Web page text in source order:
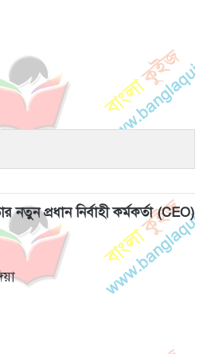
নতুন প্রধান নির্বাহী কর্মকর্তা (CEO)